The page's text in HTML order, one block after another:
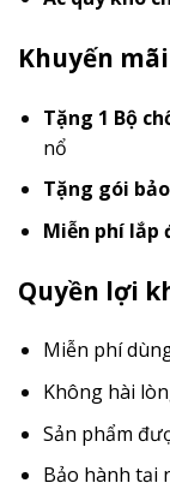
Khuyến
Tặng 1 Bộ
nổ
Tặng gói
Miễn phí lắp
Quyền lợi
Miễn phí
Không hài
Sản phẩm
Bảo hành tại